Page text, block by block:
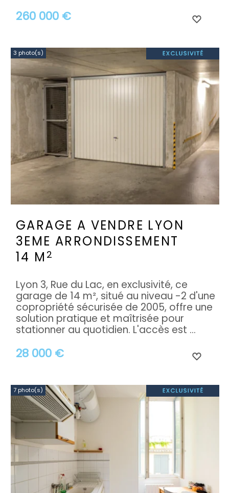
260 000 €
3 photo(s)
GARAGE A VENDRE LYON
3EME ARRONDISSEMENT
14 M 2
28 000 €
Lyon 3, Rue du Lac, en exclusivité, ce
garage de 14 m², situé au niveau -2 d'une
copropriété sécurisée de 2005, offre une
solution pratique et maîtrisée pour
stationner au quotidien. L'accès est ...
7 photo(s)